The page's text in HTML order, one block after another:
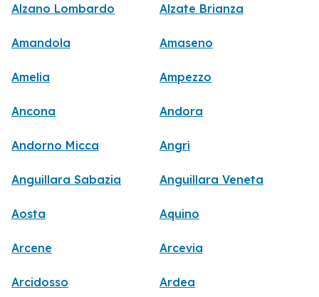
Alzano Lombardo Alzate Brianza
Amandola Amaseno
Amelia Ampezzo
Ancona Andora
Andorno Micca Angri
Anguillara Sabazia Anguillara Veneta
Aosta Aquino
Arcene Arcevia
Arcidosso Ardea